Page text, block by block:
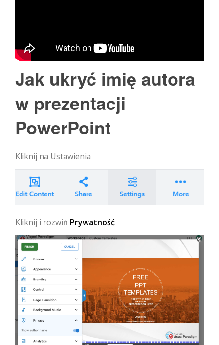
Jak ukryć imię autora
w prezentacji
PowerPoint
Kliknij na Ustawienia
Kliknij i rozwiń Prywatność